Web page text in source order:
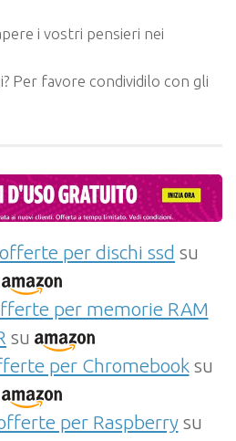
i vostri pensieri nei
Per favore condividilo con gli
offerte per dischi ssd su
per memorie RAM
su
per Chromebooksu
per Raspberrysu